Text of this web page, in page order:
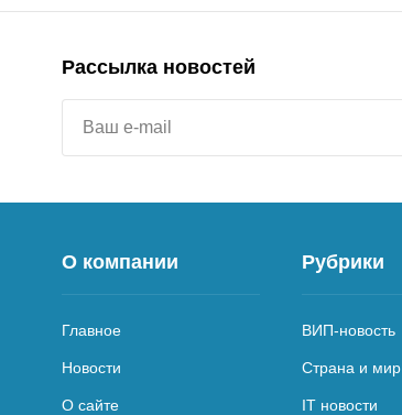
Рассылка новостей
О компании
Главное
Новости
О сайте
Рубрики
ВИП-новость
Страна и мир
IT новости